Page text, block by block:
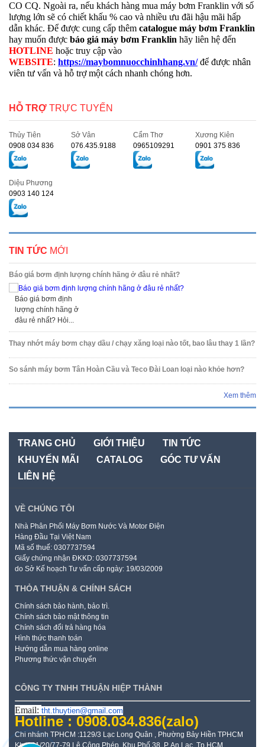
CO CQ. Ngoài ra, nếu khách hàng mua máy bơm Franklin với số
lượng lớn sẽ có chiết khấu % cao và nhiều ưu đãi hậu mãi hấp
dẫn khác. Để được cung cấp thêm catalogue máy bơm Franklin
hay muốn được báo giá máy bơm Franklin hãy liên hệ đến
HOTLINE hoặc truy cập vào
WEBSITE: https://maybomnuocchinhhang.vn/để được nhân
viên tư vấn và hỗ trợ một cách nhanh chóng hơn.
HỖ TRỢ TRỰC TUYẾN
Thủy Tiên
0908 034 836
Sở Vân
076.435.9188
Cẩm Thơ
0965109291
Xương Kiên
0901 375 836
Diệu Phương
0903 140 124
TIN TỨC MỚI
Báo giá bơm định lượng chính hãng ở đâu rẻ nhất?
Báo giá bơm định
lượng chính hãng ở
đâu rẻ nhất? Hỏi...
Thay nhớt máy bơm chạy dầu / chạy xăng loại nào tốt, bao lâu thay 1 lần?
So sánh máy bơm Tân Hoàn Cầu và Teco Đài Loan loại nào khỏe hơn?
Xem thêm
TRANG CHỦ GIỚI THIỆU
TIN TỨC
KHUYẾN MÃI
CATALOG
GÓC TƯ VẤN
LIÊN HỆ
VỀ CHÚNG TÔI
Nhà Phân Phối Máy Bơm Nước Và Motor Điện
Hàng Đầu Tại Việt Nam
Mã số thuế: 0307737594
Giấy chứng nhận ĐKKD: 0307737594
do Sở Kế hoạch Tư vấn cấp ngày: 19/03/2009
THỎA THUẬN & CHÍNH SÁCH
Chính sách bảo hành, bảo trì.
Chính sách bảo mật thông tin
Chính sách đổi trả hàng hóa
Hình thức thanh toán
Hướng dẫn mua hàng online
Phương thức vận chuyển
CÔNG TY TNHH THUẬN HIỆP THÀNH
Email: tht.thuytien@gmail.com
Hotline : 0908.034.836(zalo)
Chi nhánh TPHCM :1129/3 Lạc Long Quân , Phường Bảy Hiền TPHCM
Kho: 21/20/77-79 Lê Công Phép, Khu Phố 38, P. An Lạc, Tp HCM